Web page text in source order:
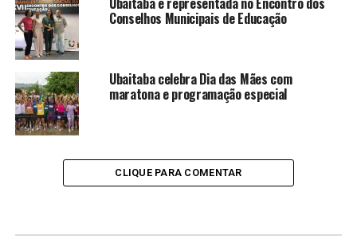
Conselhos Municipais de Educação
Ubaitaba celebra Dia das Mães com
maratona e programação especial
CLIQUE PARA COMENTAR